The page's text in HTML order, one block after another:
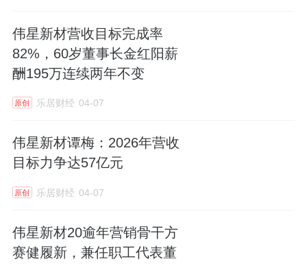
伟星新材营收目标完成率
82%，60岁董事长金红阳薪
酬195万连续两年不变
原创 乐居财经 04-07
伟星新材谭梅：2026年营收
目标力争达57亿元
原创 乐居财经 04-07
伟星新材20逾年营销骨干方
赛健履新，兼任职工代表董